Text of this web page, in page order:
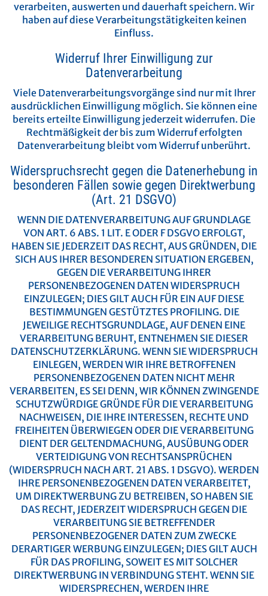
verarbeiten, auswerten und dauerhaft speichern. Wir
haben auf diese Verarbeitungstätigkeiten keinen
Einfluss.
Widerruf Ihrer Einwilligung zur
Datenverarbeitung
Viele Datenverarbeitungsvorgänge sind nur mit Ihrer
ausdrücklichen Einwilligung möglich. Sie können eine
bereits erteilte Einwilligung jederzeit widerrufen. Die
Rechtmäßigkeit der bis zum Widerruf erfolgten
Datenverarbeitung bleibt vom Widerruf unberührt.
Widerspruchsrecht gegen die Datenerhebung in
besonderen Fällen sowie gegen Direktwerbung
(Art. 21 DSGVO)
WENN DIE DATENVERARBEITUNG AUF GRUNDLAGE
VON ART. 6 ABS. 1 LIT. E ODER F DSGVO ERFOLGT,
HABEN SIE JEDERZEIT DAS RECHT, AUS GRÜNDEN, DIE
SICH AUS IHRER BESONDEREN SITUATION ERGEBEN,
GEGEN DIE VERARBEITUNG IHRER
PERSONENBEZOGENEN DATEN WIDERSPRUCH
EINZULEGEN; DIES GILT AUCH FÜR EIN AUF DIESE
BESTIMMUNGEN GESTÜTZTES PROFILING. DIE
JEWEILIGE RECHTSGRUNDLAGE, AUF DENEN EINE
VERARBEITUNG BERUHT, ENTNEHMEN SIE DIESER
DATENSCHUTZERKLÄRUNG. WENN SIE WIDERSPRUCH
EINLEGEN, WERDEN WIR IHRE BETROFFENEN
PERSONENBEZOGENEN DATEN NICHT MEHR
VERARBEITEN, ES SEI DENN, WIR KÖNNEN ZWINGENDE
SCHUTZWÜRDIGE GRÜNDE FÜR DIE VERARBEITUNG
NACHWEISEN, DIE IHRE INTERESSEN, RECHTE UND
FREIHEITEN ÜBERWIEGEN ODER DIE VERARBEITUNG
DIENT DER GELTENDMACHUNG, AUSÜBUNG ODER
VERTEIDIGUNG VON RECHTSANSPRÜCHEN
(WIDERSPRUCH NACH ART. 21 ABS. 1 DSGVO). WERDEN
IHRE PERSONENBEZOGENEN DATEN VERARBEITET,
UM DIREKTWERBUNG ZU BETREIBEN, SO HABEN SIE
DAS RECHT, JEDERZEIT WIDERSPRUCH GEGEN DIE
VERARBEITUNG SIE BETREFFENDER
PERSONENBEZOGENER DATEN ZUM ZWECKE
DERARTIGER WERBUNG EINZULEGEN; DIES GILT AUCH
FÜR DAS PROFILING, SOWEIT ES MIT SOLCHER
DIREKTWERBUNG IN VERBINDUNG STEHT. WENN SIE
WIDERSPRECHEN, WERDEN IHRE